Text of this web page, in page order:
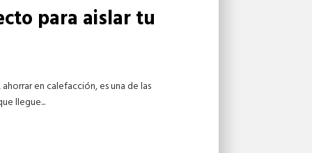
para aislar tu
en calefacción, es una de las
llegue...